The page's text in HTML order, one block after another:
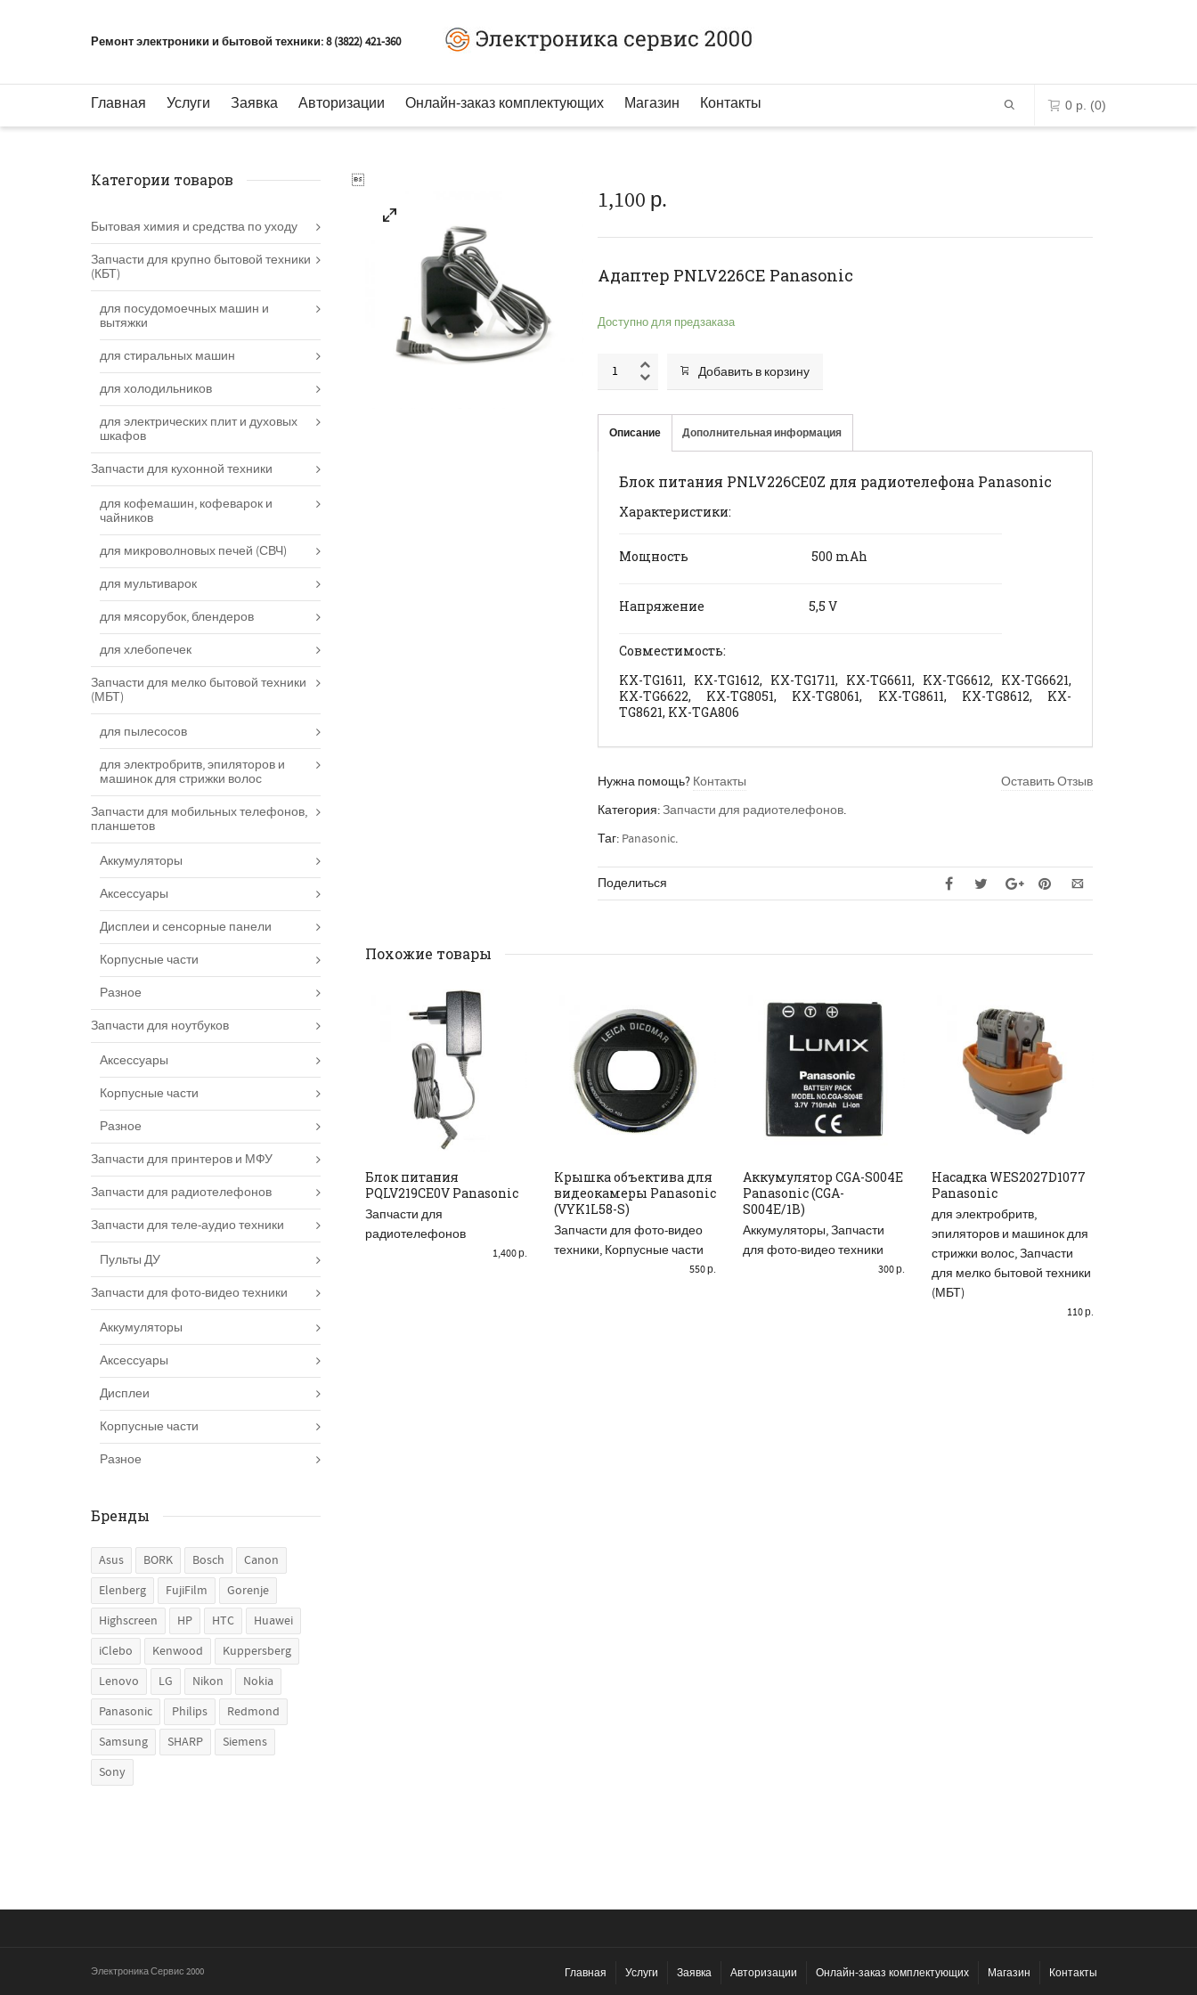
Ремонт электроники и бытовой техники: 8 (3822) 421-360
Главная Услуги Заявка Авторизации Онлайн-заказ комплектующих Магазин Контакты 0 р. (0)

1,100 р.
Адаптер PNLV226CE Panasonic
Доступно для предзаказа
Добавить в корзину
Описание Дополнительная информация
Блок питания PNLV226CE0Z для радиотелефона Panasonic
Характеристики:
Мощность 500 mAh
Напряжение 5,5 V
Совместимость:
KX-TG1611, KX-TG1612, KX-TG1711, KX-TG6611, KX-TG6612, KX-TG6621,
KX-TG6622, KX-TG8051, KX-TG8061, KX-TG8611, KX-TG8612, KX-
TG8621, KX-TGA806
Нужна помощь? Контакты
Оставить Отзыв
Категория:Запчасти для радиотелефонов.
Таг: Panasonic.
Поделиться
Похожие товары
РАСПРОДАНО
Блок питания
PQLV219CE0V Panasonic
Запчасти для
радиотелефонов
1,400р.
ДОБАВИТЬ В КОРЗИНУ
Крышка объектива для
видеокамеры Panasonic
(VYK1L58-S)
Запчасти для фото-видео
техники, Корпусные части
550р.
РАСПРОДАНО
READ MORE
Аккумулятор CGA-S004E
Panasonic (CGA-
S004E/1B)
Аккумуляторы,Запчасти
для фото-видео техники
300р.
Насадка WES2027D1077
Panasonic
для электробритв,
эпиляторов и машинок для
стрижки волос,Запчасти
для мелко бытовой техники
(МБТ)
110р.
Категории товаров
Бытовая химия и средства по уходу
Запчасти для крупно бытовой техники
(КБТ)
для посудомоечных машин и
вытяжки
для стиральных машин
для холодильников
для электрических плит и духовых
шкафов
Запчасти для кухонной техники
для кофемашин, кофеварок и
чайников
для микроволновых печей (СВЧ)
для мультиварок
для мясорубок, блендеров
для хлебопечек
Запчасти для мелко бытовой техники
(МБТ)
для пылесосов
для электробритв, эпиляторов и
машинок для стрижки волос
Запчасти для мобильных телефонов,
планшетов
Аккумуляторы
Аксессуары
Дисплеи и сенсорные панели
Корпусные части
Разное
Запчасти для ноутбуков
Аксессуары
Корпусные части
Разное
Запчасти для принтеров и МФУ
Запчасти для радиотелефонов
Запчасти для теле-аудио техники
Пульты ДУ
Запчасти для фото-видео техники
Аккумуляторы
Аксессуары
Дисплеи
Корпусные части
Разное
Бренды
Asus BORK Bosch
Canon
Elenberg
FujiFilm
Gorenje
Highscreen
HP HTC
Huawei
iClebo
Kenwood
Kuppersberg
Lenovo
LG Nikon
Nokia
Panasonic
Philips
Redmond
Samsung
SHARP
Siemens
Sony
Электроника Сервис 2000 Главная Услуги Заявка Авторизации Онлайн-заказ комплектующих Магазин Контакты